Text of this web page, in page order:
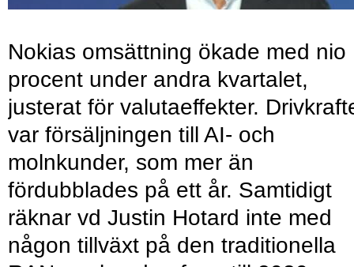
Nokias omsättning ökade med nio
procent under andra kvartalet,
justerat för valutaeffekter.
var försäljningen till AI- och
molnkunder, som mer än
fördubblades på ett år. Samtidigt
räknar vd Justin Hotard inte med
någon tillväxt på den traditionella